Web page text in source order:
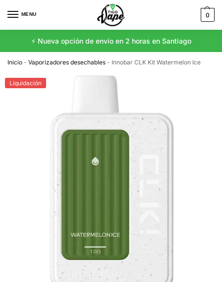
MENU 0
⚡️ Nueva opción de envío en 2 horas en Santiago
Inicio - Vaporizadores desechables - Innobar CLK Kit Watermelon Ice
Liquidación